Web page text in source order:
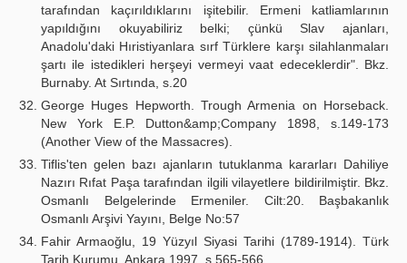
tarafından kaçırıldıklarını işitebilir. Ermeni katliamlarının
yapıldığını okuyabiliriz belki; çünkü Slav ajanları,
Anadolu'daki Hıristiyanlara sırf Türklere karşı silahlanmaları
şartı ile istedikleri herşeyi vermeyi vaat edeceklerdir". Bkz.
Burnaby. At Sırtında, s.20
George Huges Hepworth. Trough Armenia on Horseback.
New York E.P. Dutton&amp;Company 1898, s.149-173
(Another View of the Massacres).
Tiflis'ten gelen bazı ajanların tutuklanma kararları Dahiliye
Nazırı Rıfat Paşa tarafından ilgili vilayetlere bildirilmiştir. Bkz.
Osmanlı Belgelerinde Ermeniler. Cilt:20. Başbakanlık
Osmanlı Arşivi Yayını, Belge No:57
Fahir Armaoğlu, 19 Yüzyıl Siyasi Tarihi (1789-1914). Türk
Tarih Kurumu. Ankara 1997, s.565-566